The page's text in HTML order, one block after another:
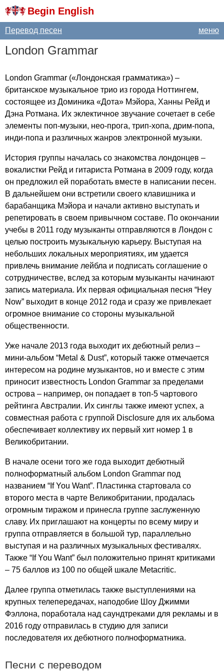
Begin English
меню
Перевод песен
London Grammar
London Grammar («Лондонская грамматика») –
британское музыкальное трио из города Ноттингем,
состоящее из Доминика «Дота» Мэйора, Ханны Рейд и
Дэна Ротмана. Их эклектичное звучание сочетает в себе
элементы поп-музыки, нео-прога, трип-хопа, дрим-попа,
инди-попа и различных жанров электронной музыки.
История группы началась со знакомства лондонцев –
вокалистки Рейд и гитариста Ротмана в 2009 году, когда
он предложил ей поработать вместе в написании песен.
В дальнейшем они встретили своего клавишника и
барабанщика Мэйора и начали активно выступать и
репетировать в своем привычном составе. По окончании
учебы в 2011 году музыканты отправляются в Лондон с
целью построить музыкальную карьеру. Выступая на
небольших локальных мероприятиях, им удается
привлечь внимание лейбла и подписать соглашение о
сотрудничестве, вслед за которым музыканты начинают
запись материала. Их первая официальная песня “Hey
Now” выходит в конце 2012 года и сразу же привлекает
огромное внимание со стороны музыкальной
общественности.
Уже начале 2013 года выходит их дебютный релиз –
мини-альбом “Metal & Dust”, который также отмечается
интересом на родине музыкантов, но и вместе с этим
приносит известность London Grammar за пределами
острова – например, он попадает в топ-5 чартового
рейтинга Австралии. Их синглы также имеют успех, а
совместная работа с группой Disclosure для их альбома
обеспечивает коллективу их первый хит номер 1 в
Великобритании.
В начале осени того же года выходит дебютный
полноформатный альбом London Grammar под
названием “ If You Want”. Пластинка стартовала со
второго места в чарте Великобритании, продалась
огромным тиражом и принесла группе заслуженную
славу. Их приглашают на концерты по всему миру и
группа отправляется в большой тур, параллельно
выступая и на различных музыкальных фестивалях.
Также “ If You Want” был положительно принят критиками
– 75 баллов из 100 по общей шкале Metacritic.
Далее группа отметилась также выступлениями на
крупных телепередачах, наподобие Шоу Джимми
Фэллона, поработала над саундтреками для рекламы и в
2016 году отправилась в студию для записи
последователя их дебютного полноформатника.
Песни с переводом